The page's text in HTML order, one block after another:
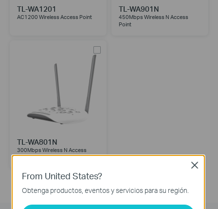
TL-WA1201
AC1200 Wireless Access Point
TL-WA901N
450Mbps Wireless N Access
Point
TL-WA801N
300Mbps Wireless N Access
Point
From United States?
Obtenga productos, eventos y servicios para su región.
Close